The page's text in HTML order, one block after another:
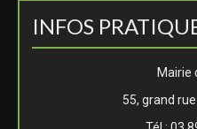
INFOS
Mairie
55, grand